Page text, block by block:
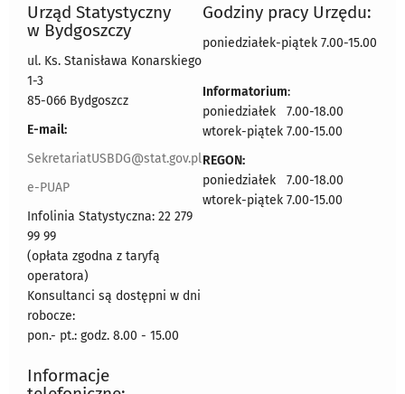
Urząd Statystyczny
w Bydgoszczy
ul. Ks. Stanisława Konarskiego
1-3
85-066 Bydgoszcz
E-mail:
SekretariatUSBDG@stat.gov.pl
e-PUAP
Infolinia Statystyczna: 22 279
99 99
(opłata zgodna z taryfą
operatora)
Konsultanci są dostępni w dni
robocze:
pon.- pt.: godz. 8.00 - 15.00
Godziny pracy Urzędu:
poniedziałek-piątek 7.00-15.00
Informatorium:
poniedziałek 7.00-18.00
wtorek-piątek 7.00-15.00
REGON:
poniedziałek 7.00-18.00
wtorek-piątek 7.00-15.00
Informacje